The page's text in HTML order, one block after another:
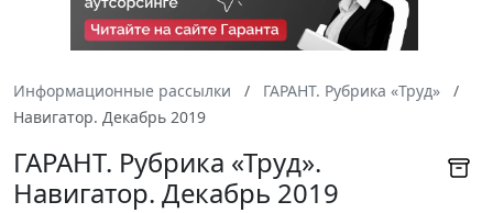
Информационные рассылки
ГАРАНТ. Рубрика «Труд»
Навигатор. Декабрь 2019
ГАРАНТ. Рубрика «Труд».
Навигатор. Декабрь 2019